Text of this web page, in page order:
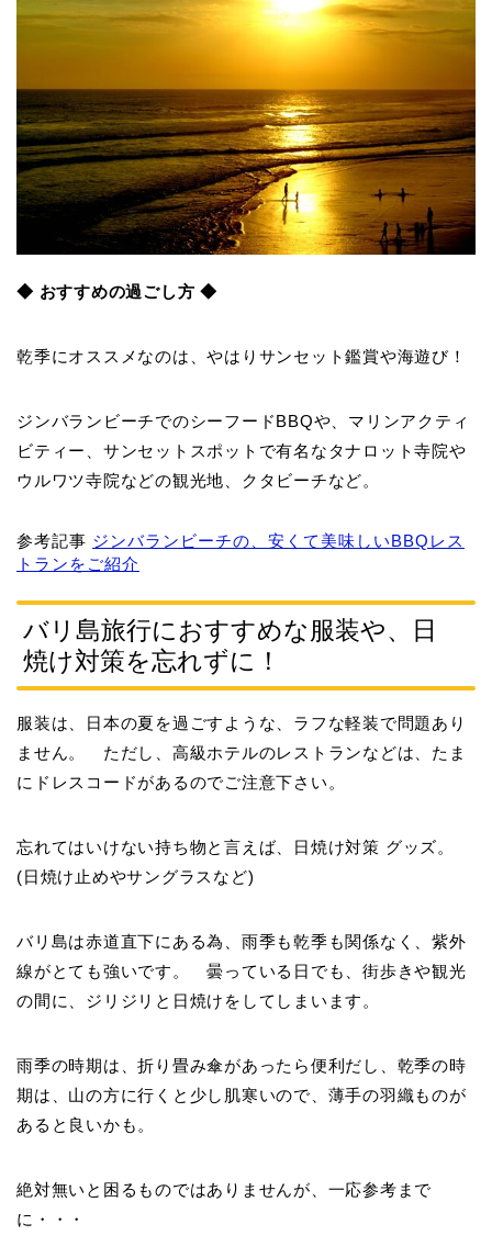
◆ おすすめの過ごし方 ◆
乾季にオススメなのは、やはりサンセット鑑賞や海遊び！
ジンバランビーチでのシーフードBBQや、マリンアクティ
ビティー、サンセットスポットで有名なタナロット寺院や
ウルワツ寺院などの観光地、クタビーチなど。
参考記事 ジンバランビーチの、安くて美味しいBBQレス
トランをご紹介
バリ島旅行におすすめな服装や、日
焼け対策を忘れずに！
服装は、日本の夏を過ごすような、ラフな軽装で問題あり
ません。 ただし、高級ホテルのレストランなどは、たま
にドレスコードがあるのでご注意下さい。
忘れてはいけない持ち物と言えば、 日焼け対策 グッズ。
(日焼け止めやサングラスなど)
バリ島は赤道直下にある為、雨季も乾季も関係なく、紫外
線がとても強いです。 曇っている日でも、街歩きや観光
の間に、ジリジリと日焼けをしてしまいます。
雨季の時期は、折り畳み傘があったら便利だし、乾季の時
期は、山の方に行くと少し肌寒いので、薄手の羽織ものが
あると良いかも。
絶対無いと困るものではありませんが、一応参考まで
に・・・